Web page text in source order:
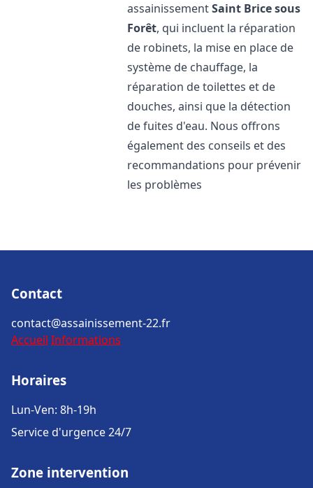
assainissementSaint Brice sous
Forêt, qui incluent la réparation
de robinets, la mise en place de
système de chauffage, la
réparation de toilettes et de
douches, ainsi que la détection
de fuites d'eau. Nous offrons
également des conseils et des
recommandations pour prévenir
les problèmes
Contact
contact@assainissement-22.fr
Accueil Informations
Horaires
Lun-Ven: 8h-19h
Service d'urgence 24/7
Zone intervention